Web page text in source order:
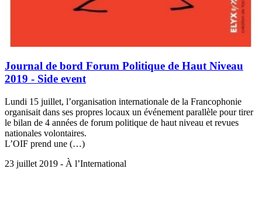
Journal de bord Forum Politique de Haut Niveau
2019 - Side event
Lundi 15 juillet, l’organisation internationale de la Francophonie
organisait dans ses propres locaux un événement parallèle pour tirer
le bilan de 4 années de forum politique de haut niveau et revues
nationales volontaires.
L’OIF prend une (…)
23 juillet 2019 - À l’International